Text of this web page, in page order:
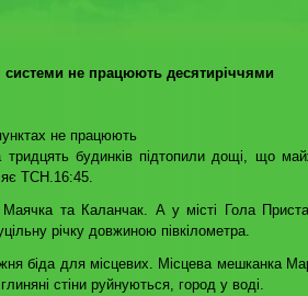
системи не працюють десятиріччями
не працюють
тридцять будинків підтопили дощі, що
ТСН.16:45.
та Каланчак. А у місті Гола
річку довжиною півкілометра.
біда для місцевих. Місцева мешканка
стіни руйнуються, город у воді.